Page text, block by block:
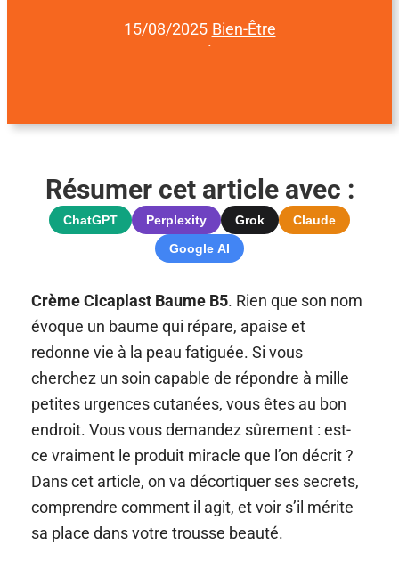
15/08/2025
·
Bien-Être
Résumer cet article avec :
ChatGPT Perplexity Grok
Claude
Google AI
Crème Cicaplast Baume B5. Rien que son nom
évoque un baume qui répare, apaise et
redonne vie à la peau fatiguée. Si vous
cherchez un soin capable de répondre à mille
petites urgences cutanées, vous êtes au bon
endroit. Vous vous demandez sûrement : est-
ce vraiment le produit miracle que l’on décrit ?
Dans cet article, on va décortiquer ses secrets,
comprendre comment il agit, et voir s’il mérite
sa place dans votre trousse beauté.